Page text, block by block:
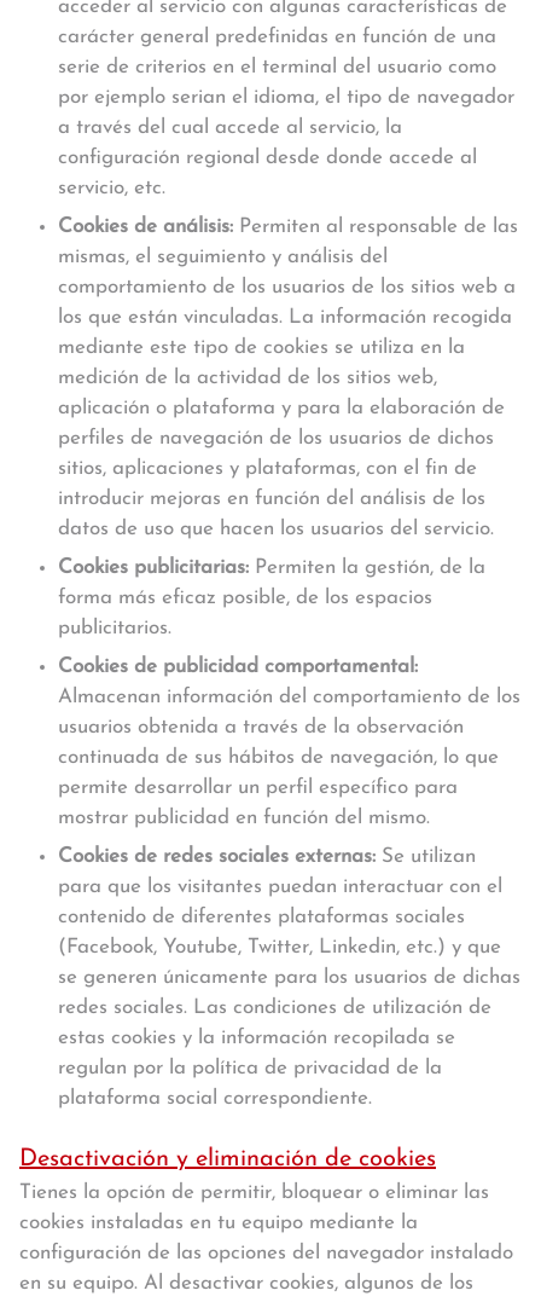
acceder al servicio con algunas características de
carácter general predefinidas en función de una
serie de criterios en el terminal del usuario como
por ejemplo serian el idioma, el tipo de navegador
a través del cual accede al servicio, la
configuración regional desde donde accede al
servicio, etc.
Cookies de análisis: Permiten al responsable de las
mismas, el seguimiento y análisis del
comportamiento de los usuarios de los sitios web a
los que están vinculadas. La información recogida
mediante este tipo de cookies se utiliza en la
medición de la actividad de los sitios web,
aplicación o plataforma y para la elaboración de
perfiles de navegación de los usuarios de dichos
sitios, aplicaciones y plataformas, con el fin de
introducir mejoras en función del análisis de los
datos de uso que hacen los usuarios del servicio.
Cookies publicitarias: Permiten la gestión, de la
forma más eficaz posible, de los espacios
publicitarios.
Cookies de publicidad comportamental:
Almacenan información del comportamiento de los
usuarios obtenida a través de la observación
continuada de sus hábitos de navegación, lo que
permite desarrollar un perfil específico para
mostrar publicidad en función del mismo.
Cookies de redes sociales externas: Se utilizan
para que los visitantes puedan interactuar con el
contenido de diferentes plataformas sociales
(Facebook, Youtube, Twitter, Linkedin, etc.) y que
se generen únicamente para los usuarios de dichas
redes sociales. Las condiciones de utilización de
estas cookies y la información recopilada se
regulan por la política de privacidad de la
plataforma social correspondiente.
Desactivación y eliminación de cookies
Tienes la opción de permitir, bloquear o eliminar las
cookies instaladas en tu equipo mediante la
configuración de las opciones del navegador instalado
en su equipo. Al desactivar cookies, algunos de los